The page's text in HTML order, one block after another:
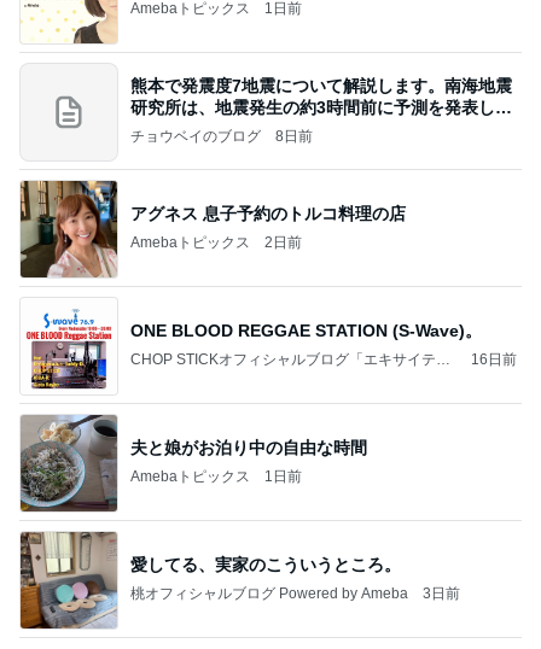
Amebaトピックス 1日前
熊本で発震度7地震について解説します。南海地震
研究所は、地震発生の約3時間前に予測を発表しま
した
チョウベイのブログ 8日前
アグネス 息子予約のトルコ料理の店
Amebaトピックス 2日前
ONE BLOOD REGGAE STATION (S-Wave)。
CHOP STICKオフィシャルブログ「エキサイティ
16日前
夫と娘がお泊り中の自由な時間
Amebaトピックス 1日前
愛してる、実家のこういうところ。
桃オフィシャルブログ Powered by Ameba 3日前